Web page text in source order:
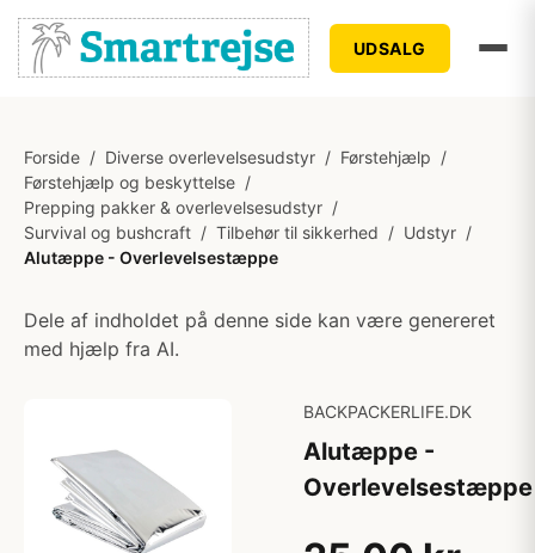
UDSALG
Forside / Diverse overlevelsesudstyr / Førstehjælp /
Førstehjælp og beskyttelse /
Prepping pakker & overlevelsesudstyr /
Survival og bushcraft / Tilbehør til sikkerhed / Udstyr /
Alutæppe - Overlevelsestæppe
Dele af indholdet på denne side kan være genereret
med hjælp fra AI.
BACKPACKERLIFE.DK
Alutæppe -
Overlevelsestæppe